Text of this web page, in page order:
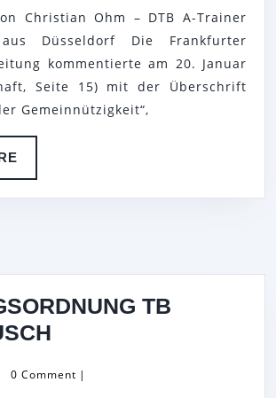
Christian Ohm – DTB A-Trainer
Düsseldorf Die Frankfurter
kommentierte am 20. Januar
Seite 15) mit der Überschrift
Gemeinnützigkeit“,
MORE
TB
MEERBUSCH
0 Comment |